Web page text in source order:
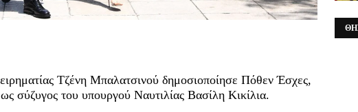
Τζένη Μπαλατσινού δημοσιοποίησε Πόθεν Έσχες,
σύζυγος του υπουργού Ναυτιλίας Βασίλη Κικίλια.